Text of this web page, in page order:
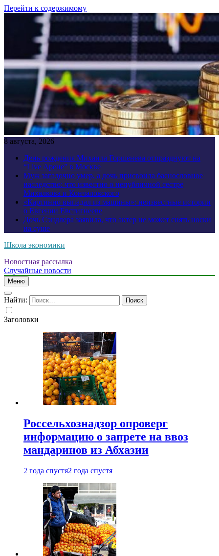
Перейти к содержимому
8 августа, 2026
День рождения Михаила Горшенева отпразднуют на
“Live Арене” в Москве
Муж загадочно умер, а дочь присвоила баснословное
наследство: что известно о непубличной сестре
Михалкова и Кончаловского
«Картинно выпадал из машины»: неизвестные истории
о Евгении Евстигнееве
Дочь Сэндлера заявила, что актер не может снять носки
на суше
Школа экономики
Новостная рассылка
Случайные новости
Меню
Найти:
Заголовки
Россельхознадзор опроверг
информацию о запрете на ввоз
мандаринов из Абхазии
2 года спустя2 года спустя